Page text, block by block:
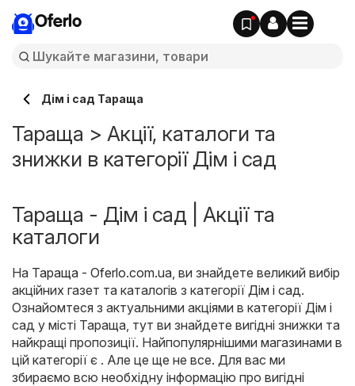
Oferlo
Дім і сад Тараща
Тараща > Акції, каталоги та
знижки в категорії Дім і сад
Тараща - Дім і сад | Акції та
каталоги
На Тараща - Oferlo.com.ua, ви знайдете великий вибір
акційних газет та каталогів з категорії Дім і сад.
Ознайомтеся з актуальними акціями в категорії Дім і
сад у місті Тараща, тут ви знайдете вигідні знижки та
найкращі пропозиції. Найпопулярнішими магазинами в
цій категорії є . Але це ще не все. Для вас ми
збираємо всю необхідну інформацію про вигідні